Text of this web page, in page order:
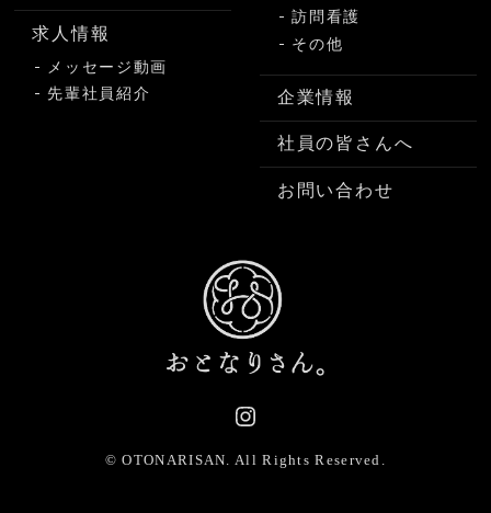
求人情報
メッセージ動画
先輩社員紹介
訪問看護
その他
企業情報
社員の皆さんへ
お問い合わせ
© OTONARISAN. All Rights Reserved.